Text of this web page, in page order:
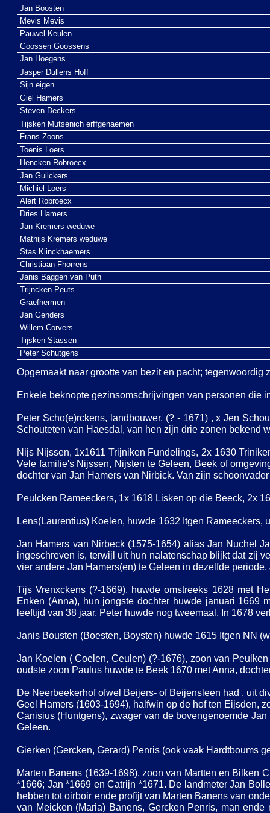
Jan Boosten
Mevis Mevis
Pauwel Keulen
Goossen Goossens
Jan Hoegens
Jasper Dullens Hoff
Sijn eigen
Giel Hamers
Steven Deckers
Tijsken Mutsenich erffgenaemen
Frans Zoons
Toenis Loers
Hencken Robroecx
Jan Guilckers
Michiel Loers
Alert Robroecx
Dries Hamers
Jan Kremers weduwe
Mathijs Kremers weduwe
Stas Klinckhaemers
Christiaan Fhorrens
Janis Baggen van Puth
Trijncken Peuts
Graefhermen
Jan Genders
Willem Corvers
Tijsken Stassen
Peter Schutgens
Opgemaakt naar grootte van bezit en pacht; tegenwoordig
Enkele beknopte gezinsomschrijvingen van personen die
Peter Scho(e)rckens, landbouwer, (? -1671) , x Jen
Schouteten van Haesdal, van hen zijn drie zonen bekend
Nijs Nijssen, 1x1611 Trijniken Fundelings, 2x 1630
Vele familie's Nijssen, Nijsten te Geleen, Beek of
dochter van Jan Hamers van Nirbick. Van zijn
Peulcken Rameeckers, 1x 1618 Lisken op die Beeck, 2x
Lens(Laurentius) Koelen, huwde 1632 Itgen Rameeckers,
Jan Hamers van Nirbeck (1575-1654) alias Jan Nuchel
ingeschreven is, terwijl uit hun nalatenschap blijkt dat zij
vier andere Jan Hamers(en) te Geleen in dezelfde
Tijs Vrenxckens (?-1669), huwde omstreeks 1628 met
Enken (Anna), hun jongste dochter huwde januari 1669
leeftijd van 38 jaar. Peter huwde nog tweemaal. In 1678
Janis Bousten (Boesten, Boysten) huwde 1615 Itgen NN
Jan Koelen ( Coelen, Ceulen) (?-1676), zoon van
oudste zoon Paulus huwde te Beek 1670 met Anna,
De Neerbeekerhof ofwel Beijers- of Beijensleen had , uit
Geel Hamers (1603-1694), halfwin op de hof ten Eijsden,
Canisius (Huntgens), zwager van de bovengenoemde
Geleen.
Gierken (Gercken, Gerard) Penris (ook vaak Hardtboums
Marten Banens (1639-1698), zoon van Martten en Bilken
*1666; Jan *1669 en Catrijn *1671. De landmeter Jan
hebben tot oirboir ende profijt van Marten Banens van
van Meicken (Maria) Banens, Gercken Penris, man